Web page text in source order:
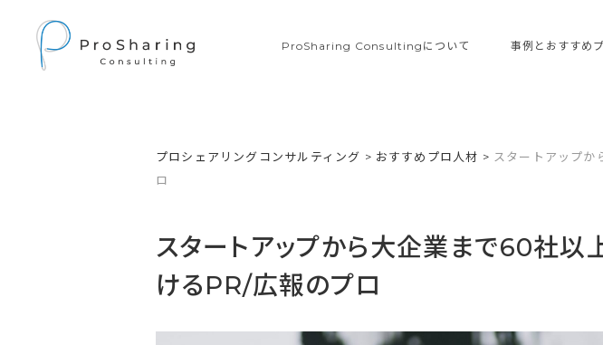
ProSharing Consultingについて 事例とおすすめ
プロシェアリングコンサルティング > おすすめプロ人材 > スタートアップ
ロ
スタートアップから大企業まで60社以
けるPR/広報のプロ